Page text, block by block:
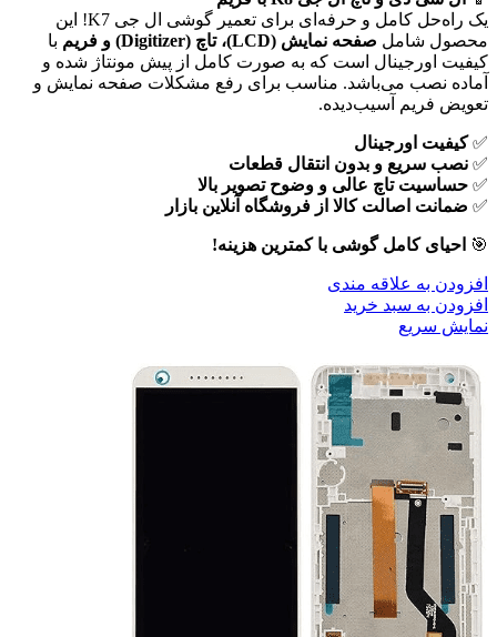
یک راه‌حل کامل و حرفه‌ای برای تعمیر گوشی ال جی K7! این
محصول شامل صفحه نمایش (LCD)، تاچ (Digitizer) و فریم
با
کیفیت اورجینال است که به صورت کامل از پیش مونتاژ شده و
آماده نصب می‌باشد. مناسب برای رفع مشکلات صفحه نمایش و
تعویض فریم آسیب‌دیده.
✅کیفیت اورجینال
✅ نصب سریع و بدون انتقال قطعات
✅ حساسیت تاچ عالی و وضوح تصویر بالا
✅ ضمانت اصالت کالا از فروشگاه آنلاین بازار
🎯 احیای کامل گوشی با کمترین هزینه!
افزودن به علاقه مندی
افزودن به سبد خرید
نمایش سریع